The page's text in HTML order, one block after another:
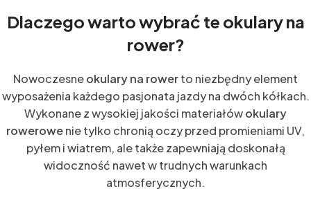
Dlaczego warto wybrać te okulary na
rower?
Nowoczesneokulary na rowerto niezbędny element
wyposażenia każdego pasjonata jazdy na dwóch kółkach.
Wykonane z wysokiej jakości materiałówokulary
rowerowenie tylko chronią oczy przed promieniami UV,
pyłem i wiatrem, ale także zapewniają doskonałą
widoczność nawet w trudnych warunkach
atmosferycznych.